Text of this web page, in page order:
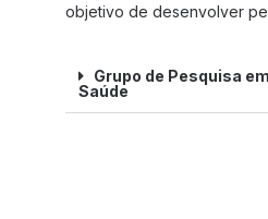
objetivo de desenvolver
Grupo de Pesquisa
Saúde